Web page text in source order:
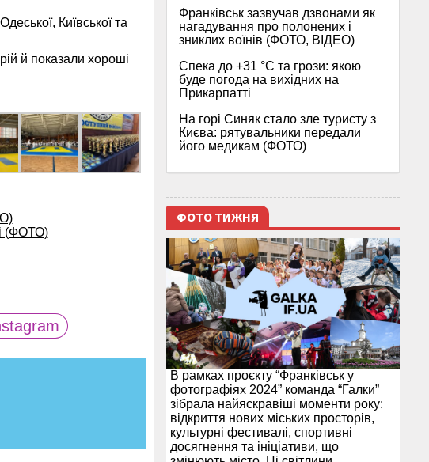
Київської та
й показали хороші
(ФОТО)
Франківськ зазвучав дзвонами як
нагадування про полонених і
зниклих воїнів (ФОТО, ВІДЕО)
Спека до +31 °C та грози: якою
буде погода на вихідних на
Прикарпатті
На горі Синяк стало зле туристу з
Києва: рятувальники передали
його медикам (ФОТО)
ФОТО ТИЖНЯ
В рамках проєкту “Франківськ у
фотографіях 2024” команда “Галки”
зібрала найяскравіші моменти року:
відкриття нових міських просторів,
культурні фестивалі, спортивні
досягнення та ініціативи, що